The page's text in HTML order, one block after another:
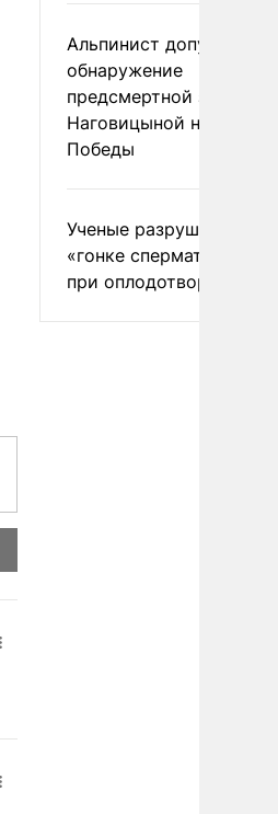
Альпинист допустил
обнаружение
предсмертной записки
Наговицыной на пике
Победы
Ученые разрушили миф
«гонке
при оплодотворении